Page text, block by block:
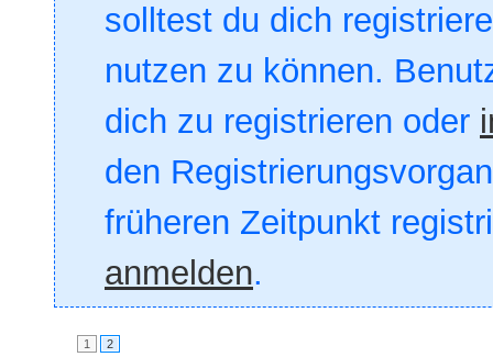
solltest du dich
nutzen zu können.
dich zu registrieren oder
den
früheren Zeitpunkt
anmelden.
1 2